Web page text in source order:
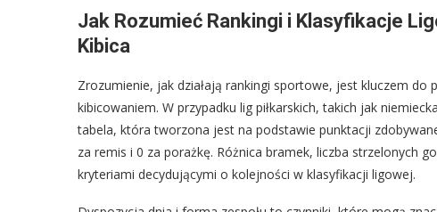
Jak Rozumieć Rankingi i Klasyfikacje
Kibica
Zrozumienie, jak działają rankingi sportowe, jest kluczem do
kibicowaniem. W przypadku lig piłkarskich, takich jak
tabela, która tworzona jest na podstawie punktacji
za remis i 0 za porażkę. Różnica bramek, liczba strzelonych
kryteriami decydującymi o kolejności w klasyfikacji ligowej.